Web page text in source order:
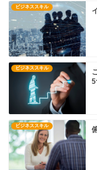
ビジネススキル
ビジネススキル
5
ビジネススキル